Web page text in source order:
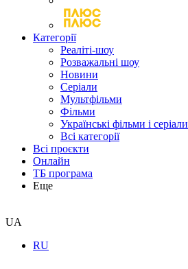
Категорії
Реаліті-шоу
Розважальні шоу
Новини
Серіали
Мультфільми
Фільми
Українські фільми і серіали
Всі категорії
Всі проєкти
Онлайн
ТБ програма
Еще
UA
RU